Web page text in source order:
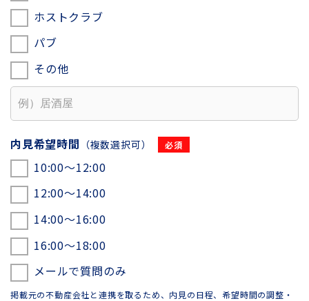
ホストクラブ
パブ
その他
内見希望時間 （複数選択可）
10:00〜12:00
12:00〜14:00
14:00〜16:00
16:00〜18:00
メールで質問のみ
掲載元の不動産会社と連携を取るため、内見の日程、希望時間の調整・